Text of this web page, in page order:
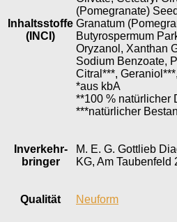
Inhaltsstoffe
(INCI)
(Pomegranate)
Granatum
Butyrospermum
Oryzanol, Xanthan
Sodium Benzoate,
Citral***,
*aus kbA
**100 % natürlicher
***natürlicher
Inverkehr­
bringer
M. E. G. Gottlieb
KG, Am
Qualität Neuform